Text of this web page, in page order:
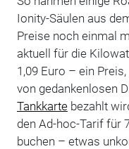
Ionity-Säulen aus
Preise noch einmal
aktuell für die
1,09 Euro – ein
von gedankenlosen
Tankkartebezahlt
den Ad-hoc-Tarif für
buchen – etwas